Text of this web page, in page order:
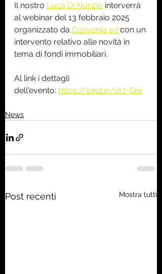
Il nostro Luca Di Nunzio interverrà
al webinar del 13 febbraio 2025
organizzato da Convenia srl con un
intervento relativo alle novità in
tema di fondi immobiliari.
Al link i dettagli
dell'evento: https://lnkd.in/djJ-Gixi
News
Post recenti Mostra tutti